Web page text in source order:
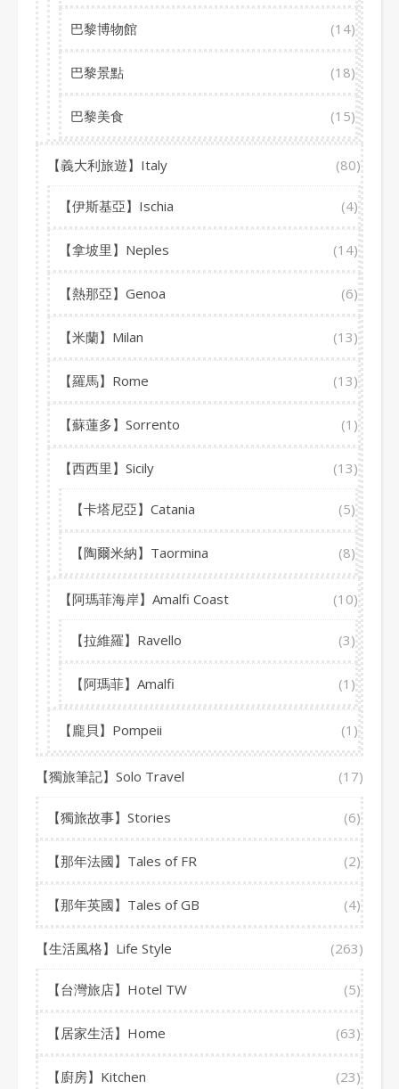
巴黎博物館 (14)
巴黎景點 (18)
巴黎美食 (15)
【義大利旅遊】Italy (80)
【伊斯基亞】Ischia (4)
【拿坡里】Neples (14)
【熱那亞】Genoa (6)
【米蘭】Milan (13)
【羅馬】Rome (13)
【蘇蓮多】Sorrento (1)
【西西里】Sicily (13)
【卡塔尼亞】Catania (5)
【陶爾米納】Taormina (8)
【阿瑪菲海岸】Amalfi Coast (10)
【拉維羅】Ravello (3)
【阿瑪菲】Amalfi (1)
【龐貝】Pompeii (1)
【獨旅筆記】Solo Travel (17)
【獨旅故事】Stories (6)
【那年法國】Tales of FR (2)
【那年英國】Tales of GB (4)
【生活風格】Life Style (263)
【台灣旅店】Hotel TW (5)
【居家生活】Home (63)
【廚房】Kitchen (23)